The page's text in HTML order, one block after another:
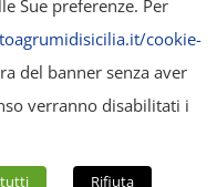
per uso personale.
e senza alcun fine
chiaramente
titolare del contenuto. Ogni
Sue preferenze. Per
cookie-
del banner senza aver
verranno disabilitati i
tutti Rifiuta